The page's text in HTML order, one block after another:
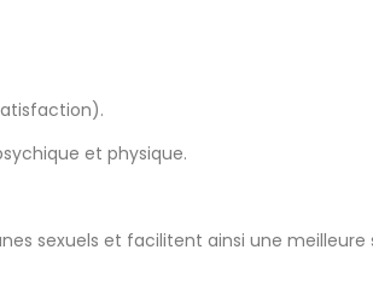
et physique.
sexuels et facilitent ainsi une meilleure